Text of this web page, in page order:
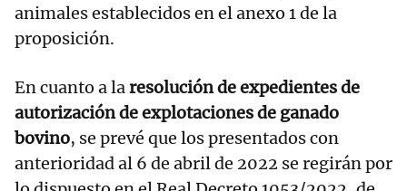
animales establecidos en el anexo 1 de la
proposición.
En cuanto a laresolución de expedientes de
autorización de explotaciones de ganado
bovino, se prevé que los presentados con
anterioridad al 6 de abril de 2022 se regirán por